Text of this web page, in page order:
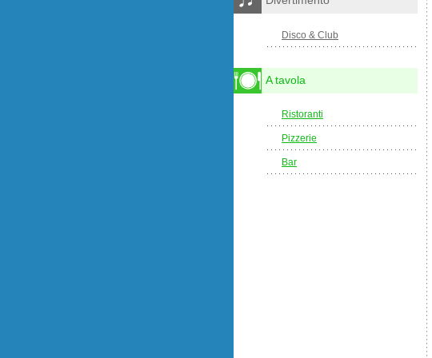
Disco & Club
A tavola
Ristoranti
Pizzerie
Bar